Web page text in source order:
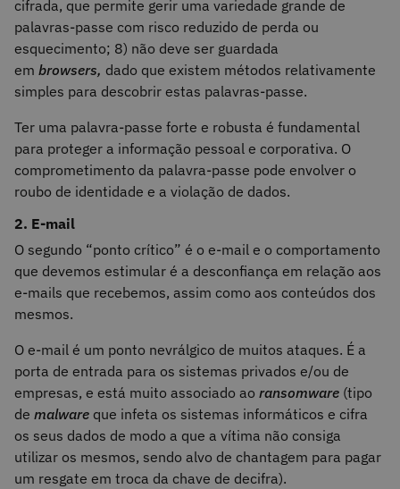
cifrada, que permite gerir uma variedade grande de
palavras-passe com risco reduzido de perda ou
esquecimento; 8) não deve ser guardada
em browsers, dado que existem métodos relativamente
simples para descobrir estas palavras-passe.
Ter uma palavra-passe forte e robusta é fundamental
para proteger a informação pessoal e corporativa. O
comprometimento da palavra-passe pode envolver o
roubo de identidade e a violação de dados.
2. E-mail
O segundo “ponto crítico” é o e-mail e o comportamento
que devemos estimular é a desconfiança em relação aos
e-mails que recebemos, assim como aos conteúdos dos
mesmos.
O e-mail é um ponto nevrálgico de muitos ataques. É a
porta de entrada para os sistemas privados e/ou de
empresas, e está muito associado ao ransomware (tipo
de malware que infeta os sistemas informáticos e cifra
os seus dados de modo a que a vítima não consiga
utilizar os mesmos, sendo alvo de chantagem para pagar
um resgate em troca da chave de decifra).